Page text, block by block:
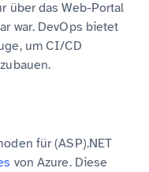
über das Web-Portal
war. DevOps bietet
um CI/CD
für (ASP).NET
von Azure. Diese